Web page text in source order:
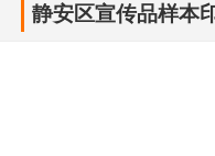
静安区宣传品样本